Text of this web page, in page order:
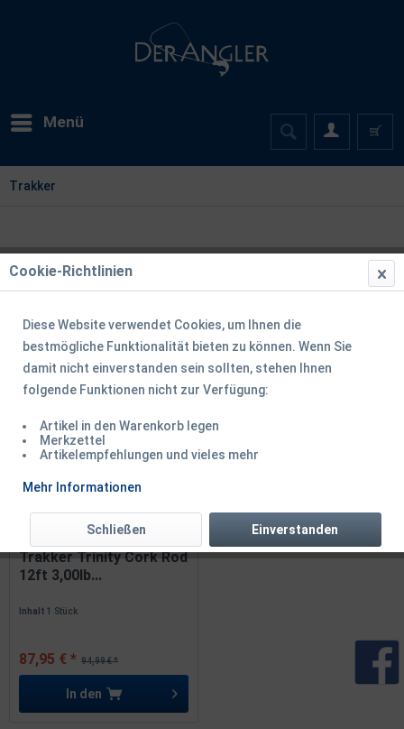
Menü
Trakker
Filtern
TIPP!
Trakker Trinity Cork Rod
12ft 3,00lb...
Inhalt1 Stück
94,99 € *
87,95 € *
In den
Cookie-Richtlinien
Diese Website verwendet Cookies, um Ihnen die
bestmögliche Funktionalität bieten zu können. Wenn Sie
damit nicht einverstanden sein sollten, stehen Ihnen
folgende Funktionen nicht zur Verfügung:
Artikel in den Warenkorb legen
Merkzettel
Artikelempfehlungen und vieles mehr
Mehr Informationen
Einverstanden
Schließen